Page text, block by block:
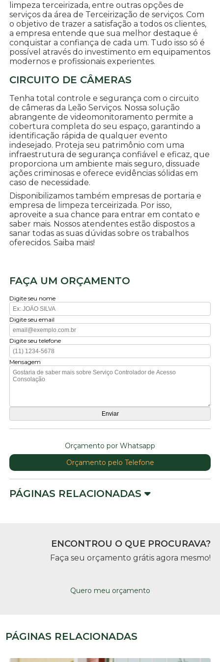
limpeza terceirizada, entre outras opções de
serviços da área de Terceirização de serviços. Com
o objetivo de trazer a satisfação a todos os clientes,
a empresa entende que sua melhor destaque é
conquistar a confiança de cada um. Tudo isso só é
possível através do investimento em equipamentos
modernos e profissionais experientes.
CIRCUITO DE CÂMERAS
Tenha total controle e segurança com o circuito
de câmeras da Leão Serviços. Nossa solução
abrangente de videomonitoramento permite a
cobertura completa do seu espaço, garantindo a
identificação rápida de qualquer evento
indesejado. Proteja seu patrimônio com uma
infraestrutura de segurança confiável e eficaz, que
proporciona um ambiente mais seguro, dissuade
ações criminosas e oferece evidências sólidas em
caso de necessidade.
Disponibilizamos também empresas de portaria e
empresa de limpeza terceirizada. Por isso,
aproveite a sua chance para entrar em contato e
saber mais. Nossos atendentes estão dispostos a
sanar todas as suas dúvidas sobre os trabalhos
oferecidos. Saiba mais!
FAÇA UM ORÇAMENTO
Digite seu nome
Digite seu email
Digite seu telefone
Mensagem
Orçamento por Whatsapp
Orçamento pelo Telefone
PÁGINAS RELACIONADAS
ENCONTROU O QUE PROCURAVA?
Faça seu orçamento grátis agora mesmo!
Quero meu orçamento
PÁGINAS RELACIONADAS